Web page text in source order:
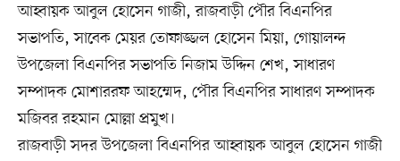
আহ্বায়ক আবুল হোসেন গাজী, রাজবাড়ী পৌর বিএনপির
সভাপতি, সাবেক মেয়র তোফাজ্জল হোসেন মিয়া, গোয়ালন্দ
উপজেলা বিএনপির সভাপতি নিজাম উদ্দিন শেখ, সাধারণ
সম্পাদক মোশাররফ আহম্মেদ, পৌর বিএনপির সাধারণ সম্পাদক
মজিবর রহমান মোল্লা প্রমুখ।
রাজবাড়ী সদর উপজেলা বিএনপির আহ্বায়ক আবুল হোসেন গাজী